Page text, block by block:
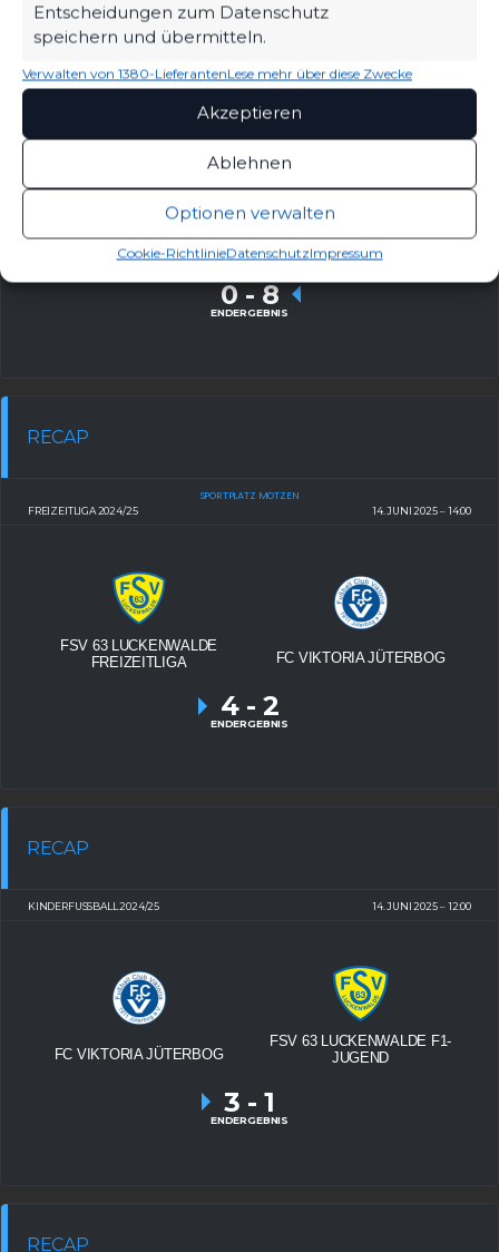
Entscheidungen zum Datenschutz
speichern und übermitteln.
Verwalten von 1380-LieferantenLese mehr über diese Zwecke
Akzeptieren
Ablehnen
Optionen verwalten
Cookie-RichtlinieDatenschutzImpressum
RECAP
BSG PNEUMANT
FÜRSTENWALDE
FSV 63 LUCKENWALDE II
0- 8
ENDERGEBNIS
RECAP
FREIZEITLIGA 2024/25
SPORTPLATZ MOTZEN
14. JUNI 2025 14:00
FSV 63 LUCKENWALDE
FREIZEITLIGA
FC VIKTORIA JÜTERBOG
4 - 2
ENDERGEBNIS
RECAP
KINDERFUSSBALL 2024/25 14. JUNI 2025 12:00
FC VIKTORIA JÜTERBOG
FSV 63 LUCKENWALDE F1-
JUGEND
3 - 1
ENDERGEBNIS
RECAP